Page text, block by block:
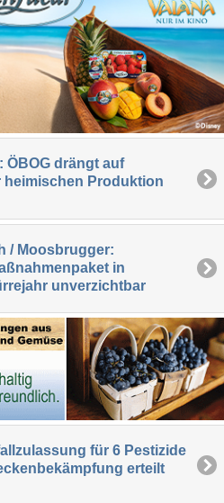
ÖBOG drängt auf
heimischen Produktion
/ Moosbrugger:
in
unverzichtbar
für 6 Pestizide
erteilt